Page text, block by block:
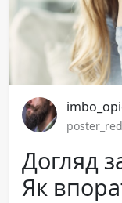
Догляд
Як